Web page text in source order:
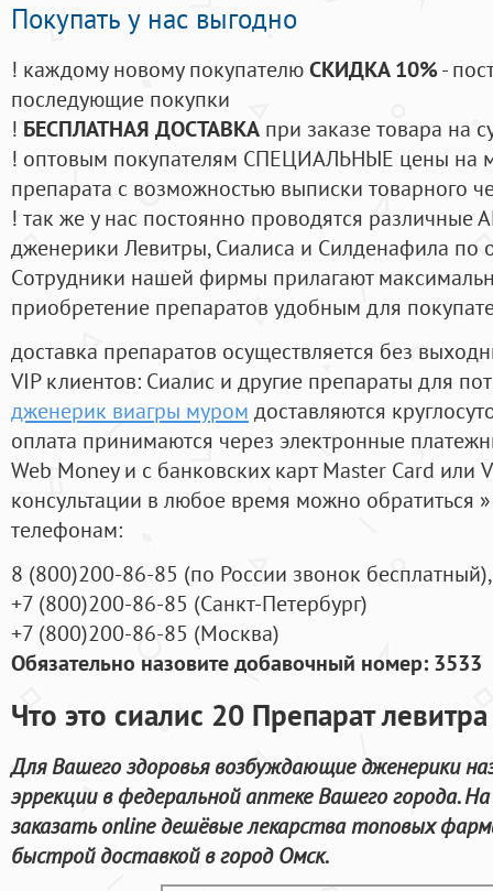
Покупать у нас выгодно
! каждому новому покупателюСКИДКА 10%-
последующие покупки
! БЕСПЛАТНАЯ ДОСТАВКА при заказе товара на
! оптовым покупателям СПЕЦИАЛЬНЫЕ цены на
препарата с возможностью выписки товарного
! так же у нас постоянно проводятся
дженерики Левитры, Сиалиса и Силденафила по
Cотрудники нашей фирмы прилагают
приобретение препаратов удобным для
доставка препаратов осуществляется без
VIP клиентов: Сиалис и другие препараты для
дженерик виагры муром доставляются
оплата принимаются через электронные
Web Money и с банковских карт Master Card или
консультации в любое время можно обратиться
телефонам:
8 (800)200-86-85 (по России звонок бесплатный),
+7 (800)200-86-85 (Санкт-Петербург)
+7 (800)200-86-85 (Москва)
Обязательно назовите добавочный номер: 3533
Что это сиалис 20 Препарат
Для Вашего здоровья возбуждающие дженерики
эррекции в федеральной аптеке Вашего города.
заказать online дешёвые лекарства топовых
быстрой доставкой в город Омск.